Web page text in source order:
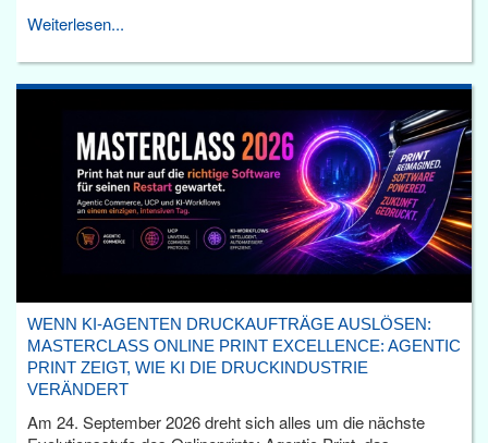
Weiterlesen...
WENN KI-AGENTEN DRUCKAUFTRÄGE AUSLÖSEN:
MASTERCLASS ONLINE PRINT EXCELLENCE: AGENTIC
PRINT ZEIGT, WIE KI DIE DRUCKINDUSTRIE
VERÄNDERT
Am 24. September 2026 dreht sich alles um die nächste